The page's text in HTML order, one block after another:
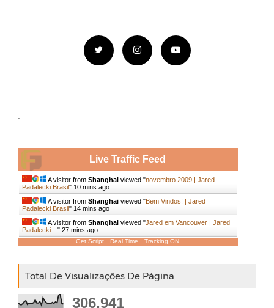
.
Live Traffic Feed
A visitor from Shanghaiviewed "novembro 2009 | Jared
Padalecki Brasil" 10 mins ago
A visitor from Shanghaiviewed "Bem Vindos! | Jared
Padalecki Brasil" 14 mins ago
A visitor from Shanghaiviewed "Jared em Vancouver | Jared
Padalecki… " 27 mins ago
Get Script Real Time Tracking ON
Total De Visualizações De Página
306,941